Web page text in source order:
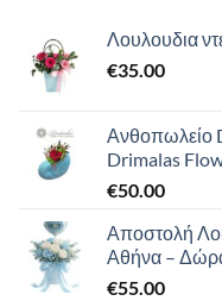
Λουλουδια
€35.00
Ανθοπωλείο
Drimalas
€50.00
Αποστολή
Αθήνα –
€55.00